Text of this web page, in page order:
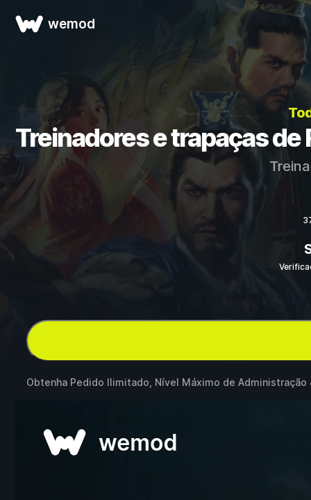
wemod
Treinadores e trapaças de
Obtenha Pedido Ilimitado, Nível Máximo de Administração